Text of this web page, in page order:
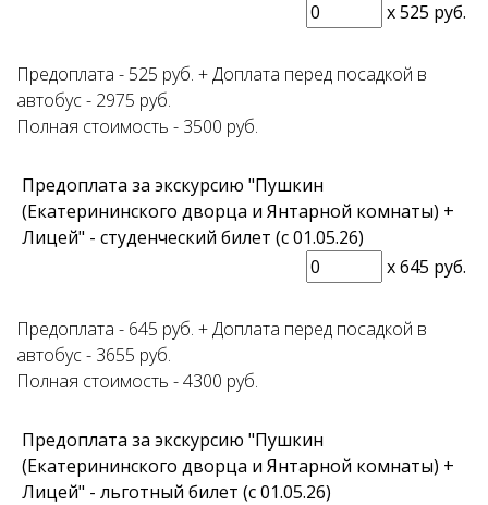
x525 руб.
Предоплата - 525 руб. + Доплата перед посадкой в
автобус - 2975 руб.
Полная стоимость - 3500 руб.
Предоплата за экскурсию "Пушкин
(Екатерининского дворца и Янтарной комнаты) +
Лицей" - студенческий билет (с 01.05.26)
x645 руб.
Предоплата - 645 руб. + Доплата перед посадкой в
автобус - 3655 руб.
Полная стоимость - 4300 руб.
Предоплата за экскурсию "Пушкин
(Екатерининского дворца и Янтарной комнаты) +
Лицей" - льготный билет (с 01.05.26)